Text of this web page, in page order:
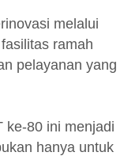
melalui
ramah
pelayanan yang
ke-80 ini menjadi
hanya untuk